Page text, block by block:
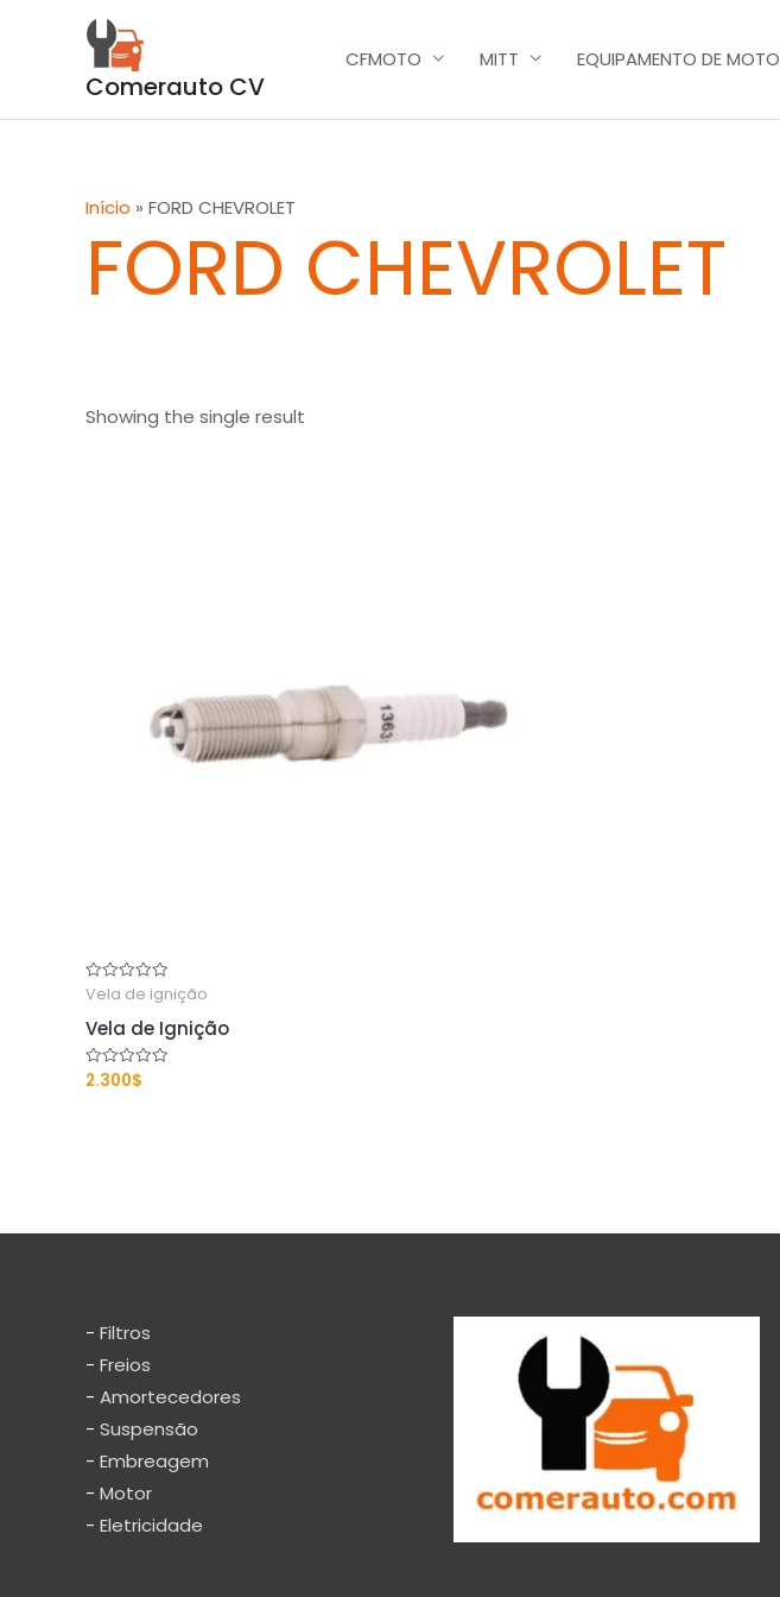
Comerauto CV
CFMOTO MITT EQUIPAMENTO DE MOTO
Início » FORD CHEVROLET
FORD CHEVROLET
Showing the single result
Rated
out
of
5
Vela de ignição
Vela de Ignição
Rated
2.300$
- Filtros
- Freios
- Amortecedores
- Suspensão
- Embreagem
- Motor
- Eletricidade